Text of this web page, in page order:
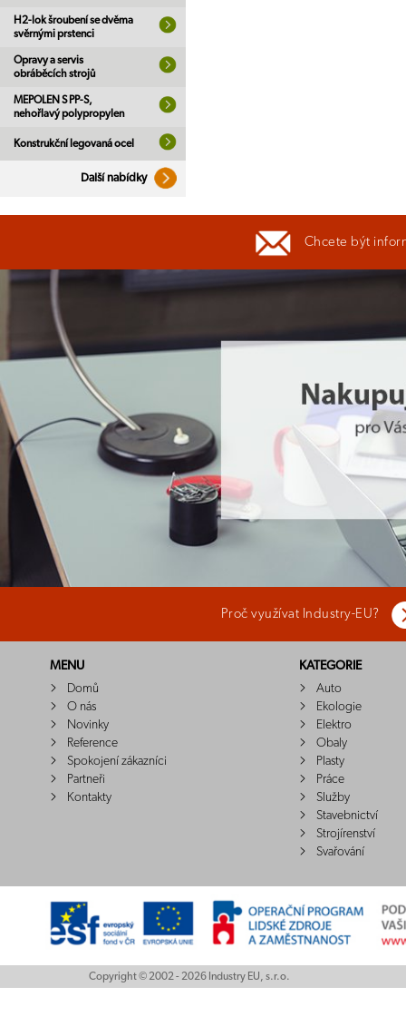
H2-lok šroubení se dvěma
svěrnými prstenci
Opravy a servis
obráběcích strojů
MEPOLEN S PP-S,
nehořlavý polypropylen
Konstrukční legovaná ocel
Další nabídky
Chcete být
Proč využívat Industry-EU?
MENU
Domů
O nás
Novinky
Reference
Spokojení zákazníci
Partneři
Kontakty
KATEGORIE
Auto
Ekologie
Elektro
Obaly
Plasty
Práce
Služby
Stavebnictví
Strojírenství
Svařování
Copyright © 2002 - 2026 Industry EU, s.r.o.